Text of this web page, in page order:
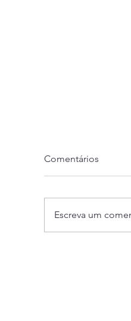
Comentários
Escreva um